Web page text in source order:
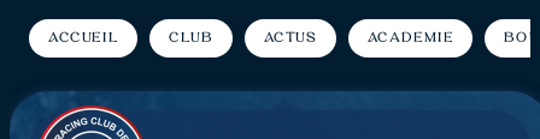
Accueil Club Actus Académie